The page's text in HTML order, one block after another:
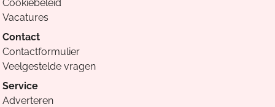
Cookiebeleid
Vacatures
Contact
Contactformulier
Veelgestelde vragen
Service
Adverteren